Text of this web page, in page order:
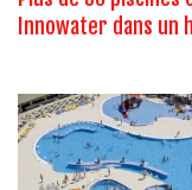
Innowater dans un